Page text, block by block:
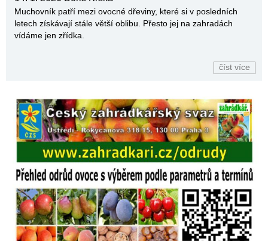
Muchovník patří mezi ovocné dřeviny, které si v posledních
letech získávají stále větší oblibu. Přesto jej na zahradách
vídáme jen zřídka.
číst více